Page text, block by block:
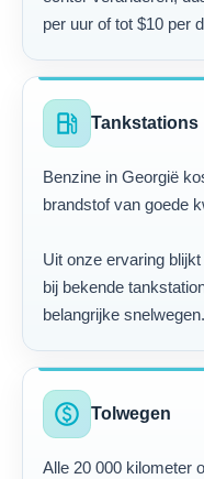
per uur of tot $10 per
local_gas_station Tankstations
Benzine in Georgië
brandstof van goede
Uit onze ervaring
bij bekende
belangrijke snelwegen.
paid Tolwegen
Alle 20 000 kilometer